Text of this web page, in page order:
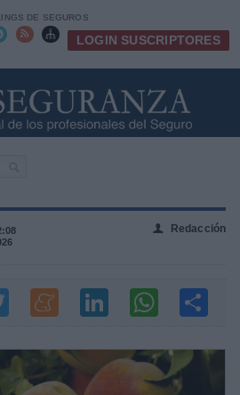
DE SEGUROS
  LOGIN SUSCRIPTORES
👤 Redacción